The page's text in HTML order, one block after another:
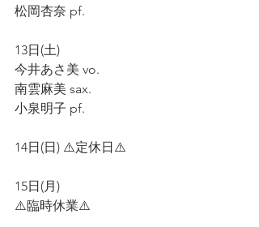
松岡杏奈 pf.
13日(土)
今井あさ美 vo.
南雲麻美 sax.
小泉明子 pf.
14日(日) ⚠️定休日⚠️
15日(月)
⚠️臨時休業⚠️